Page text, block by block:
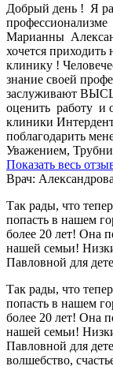
Добрый день ! Я
Марианны
хочется приходить
клинику !
знание своей
заслуживают
оценить работу и
клиники
поблагодарить
Уважением,
Показать весь
Врач:
Так рады, что
попасть в нашем
более 20 лет! Она
нашей семьи!
Павловной для
Так рады, что
попасть в нашем
более 20 лет! Она
нашей семьи!
Павловной для
волшебство,